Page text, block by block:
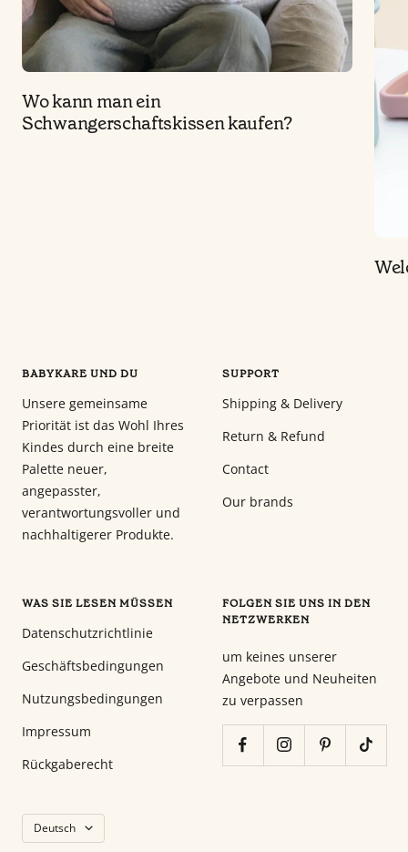
Wo kann man ein
Schwangerschaftskissen kaufen?
BABYKARE UND DU
Unsere gemeinsame
Priorität ist das Wohl Ihres
Kindes durch eine breite
Palette neuer,
angepasster,
verantwortungsvoller und
nachhaltigerer Produkte.
SUPPORT
Shipping & Delivery
Return & Refund
Contact
Our brands
WAS SIE LESEN MÜSSEN
Datenschutzrichtlinie
Geschäftsbedingungen
Nutzungsbedingungen
Impressum
Rückgaberecht
FOLGEN SIE UNS IN DEN
NETZWERKEN
um keines unserer
Angebote und Neuheiten
zu verpassen
Sprache
Deutsch